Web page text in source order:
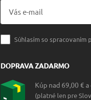
Súhlasím so spracovaním
DOPRAVA ZADARMO
Kúp nad 69,00 €
(platné len pre